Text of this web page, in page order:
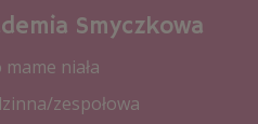
Smyczkowa
niała
zespołowa